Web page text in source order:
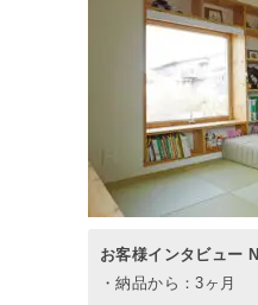
お客様インタビュー
・納品から：3ヶ月